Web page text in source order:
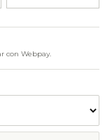
con Webpay.